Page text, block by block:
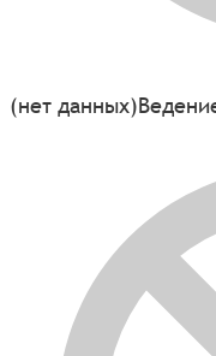
(нет данных)